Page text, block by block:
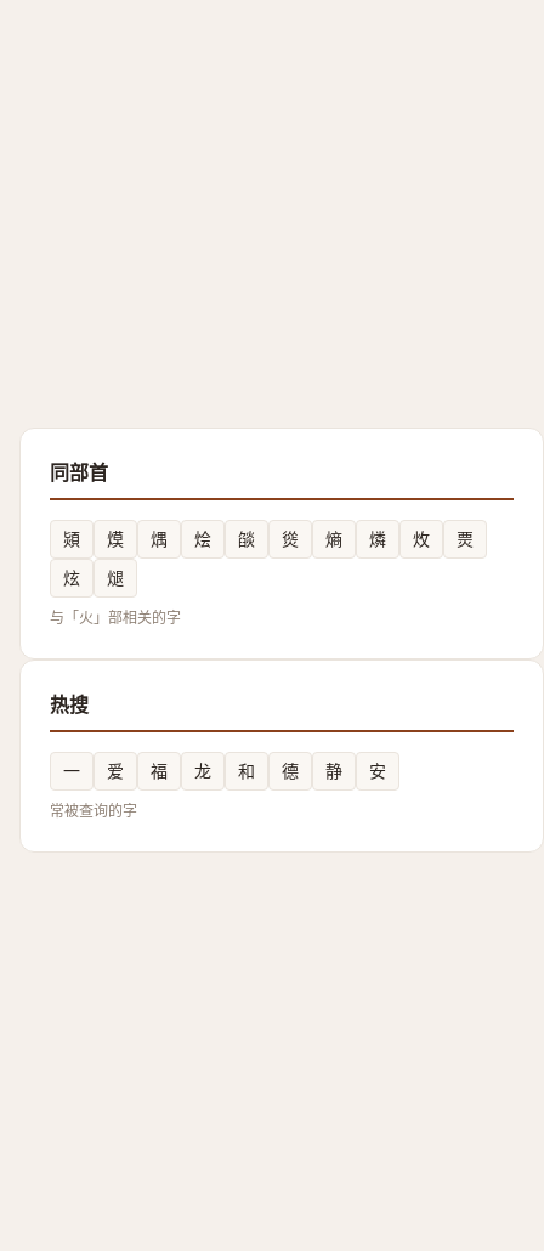
同部首
熲 㷬 㷒 烩 燄 熧 熵 燐 炇
㶾
炫
煺
与「火」部相关的字
热搜
一 爱 福 龙 和 德 静 安
常被查询的字